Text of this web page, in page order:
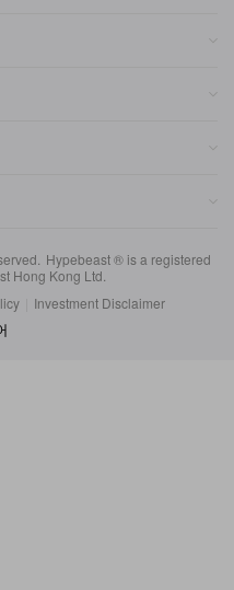
Hypebeast ® is a registered
Hong Kong Ltd.
Investment Disclaimer